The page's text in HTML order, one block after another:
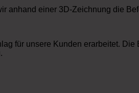
anhand einer 3D-Zeichnung die
für unsere Kunden erarbeitet.